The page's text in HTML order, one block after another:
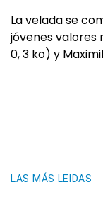
La velada se
jóvenes valores
0, 3 ko) y
LAS MÁS LEIDAS